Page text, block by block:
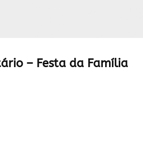
– Festa da Família